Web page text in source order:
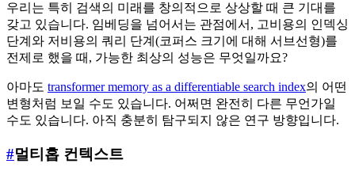
우리는 특히 검색의 미래를 창의적으로 상상할 때 큰 기대를
갖고 있습니다. 임베딩을 넘어서는 관점에서, 고비용의 인덱싱
단계와 저비용의 쿼리 단계(코퍼스 크기에 대해 서브선형)를
전제로 했을 때, 가능한 최상의 성능은 무엇일까요?
아마도 transformer memory as a differentiable search index의 어떤
변형처럼 보일 수도 있습니다. 어쩌면 완전히 다른 무언가일
수도 있습니다. 아직 충분히 탐구되지 않은 연구 방향입니다.
#멀티홉 컨텍스트